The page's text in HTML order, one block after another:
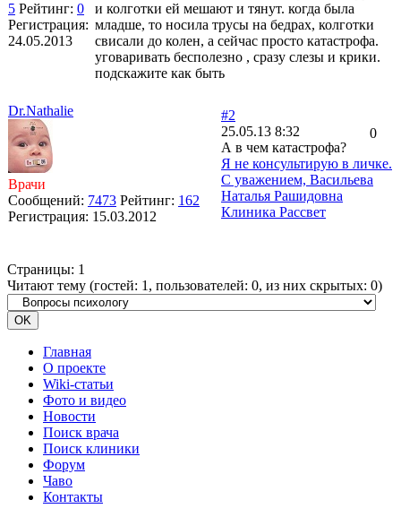
5 Рейтинг: 0
Регистрация:
24.05.2013
и колготки ей мешают и тянут. когда была
младше, то носила трусы на бедрах, колготки
свисали до колен, а сейчас просто катастрофа.
уговаривать бесполезно , сразу слезы и крики.
подскажите как быть
Dr.Nathalie
Врачи
Сообщений: 7473 Рейтинг: 162
Регистрация: 15.03.2012
#2
0
25.05.13 8:32
А в чем катастрофа?
Я не консультирую в личке.
С уважением, Васильева
Наталья Рашидовна
Клиника Рассвет
Страницы: 1
Читают тему (гостей: 1 , пользователей: 0, из них скрытых: 0)
Главная
О проекте
Wiki-статьи
Фото и видео
Новости
Поиск врача
Поиск клиники
Форум
Чаво
Контакты